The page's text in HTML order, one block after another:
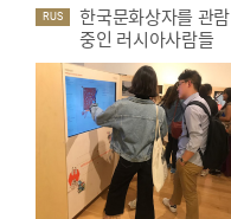
RUS
한국문화상자를 관람
중인 러시아사람들